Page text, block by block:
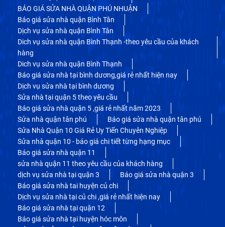
BÁO GIÁ SỬA NHÀ QUẬN PHÚ NHUẬN
Báo giá sửa nhà quận Bình Tân
Dịch vụ sửa nhà quận Bình Tân
Dich vụ sửa nhà quận Bình Thạnh -theo yêu cầu của khách
hàng
Dich vụ sửa nhà quận Bình Thạnh
Báo giá sửa nhà tại bình dương,giá rẻ nhất hiện nay
Dịch vụ sửa nhà tại bình dương
Sửa nhà tại quận 5 theo yêu cầu
Báo giá sửa nhà quận 5 ,giá rẻ nhất năm 2023
Sửa nhà quận tân phú
Báo giá sửa nhà quận tân phú
Sửa Nhà Quận 10 Giá Rẻ Uy Tiến Chuyên Nghiệp
Sửa nhà quận 10 - báo giá chi tiết từng hạng mục
Báo giá sửa nhà quận 11
sửa nhà quận 11 theo yêu cầu của khách hàng
dịch vụ sửa nhà tại quận 3
Báo giá sửa nhà quận 3
Báo giá sửa nhà tai huyện củ chi
Dịch vụ sửa nhà tại củ chi ,giá rẻ nhất hiện nay
Báo giá sửa nhà tại quận 12
Báo giá sửa nhà tại huyện hóc môn